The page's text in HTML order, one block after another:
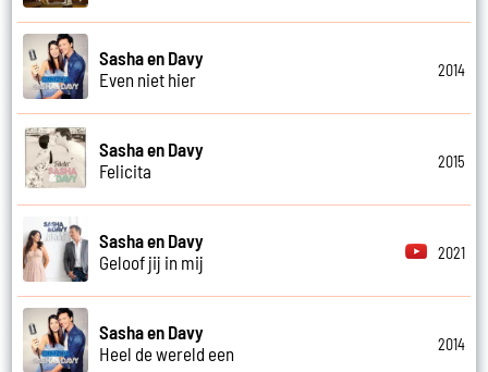
Sasha en Davy
Even niet hier
2014
Sasha en Davy
Felicita
2015
Sasha en Davy
Geloof jij in mij
2021
Sasha en Davy
Heel de wereld een
2014